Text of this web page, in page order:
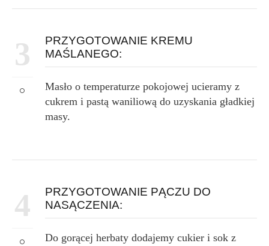
3
PRZYGOTOWANIE KREMU
MAŚLANEGO:
Masło o temperaturze pokojowej ucieramy z
cukrem i pastą waniliową do uzyskania gładkiej
masy.
4
PRZYGOTOWANIE PĄCZU DO
NASĄCZENIA:
Do gorącej herbaty dodajemy cukier i sok z